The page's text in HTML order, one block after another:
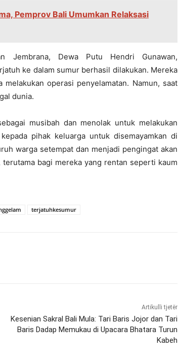
Pemprov Bali Umumkan Relaksasi
Jembrana, Dewa Putu Hendri Gunawan,
ke dalam sumur berhasil dilakukan. Mereka
operasi penyelamatan. Namun, saat
dunia.
musibah dan menolak untuk melakukan
pihak keluarga untuk disemayamkan di
warga setempat dan menjadi pengingat akan
bagi mereka yang rentan seperti kaum
terjatuhkesumur
Artikulli tjetër
Kesenian Sakral Bali Mula: Tari Baris Jojor dan Tari
Baris Dadap Memukau di Upacara Bhatara Turun
Kabeh